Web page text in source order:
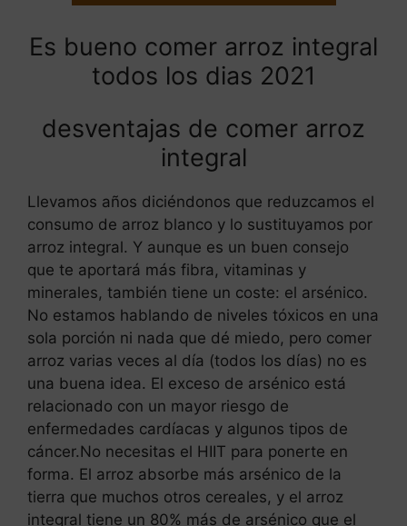
Es bueno comer arroz integral
todos los dias 2021
desventajas de comer arroz
integral
Llevamos años diciéndonos que reduzcamos el
consumo de arroz blanco y lo sustituyamos por
arroz integral. Y aunque es un buen consejo
que te aportará más fibra, vitaminas y
minerales, también tiene un coste: el arsénico.
No estamos hablando de niveles tóxicos en una
sola porción ni nada que dé miedo, pero comer
arroz varias veces al día (todos los días) no es
una buena idea. El exceso de arsénico está
relacionado con un mayor riesgo de
enfermedades cardíacas y algunos tipos de
cáncer.No necesitas el HIIT para ponerte en
forma. El arroz absorbe más arsénico de la
tierra que muchos otros cereales, y el arroz
integral tiene un 80% más de arsénico que el